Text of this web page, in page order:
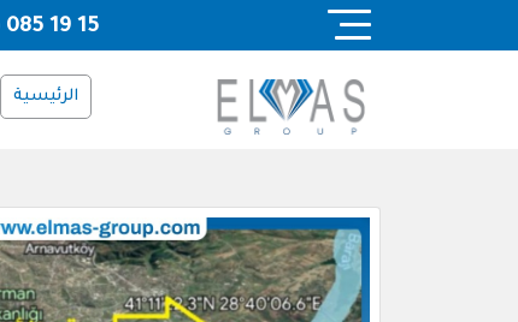
19 15
الرئيسية